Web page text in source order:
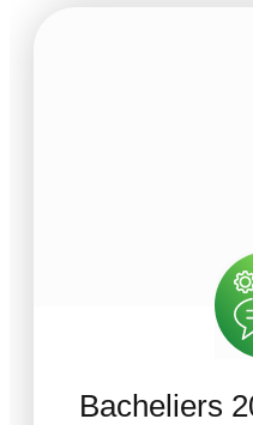
Bacheliers